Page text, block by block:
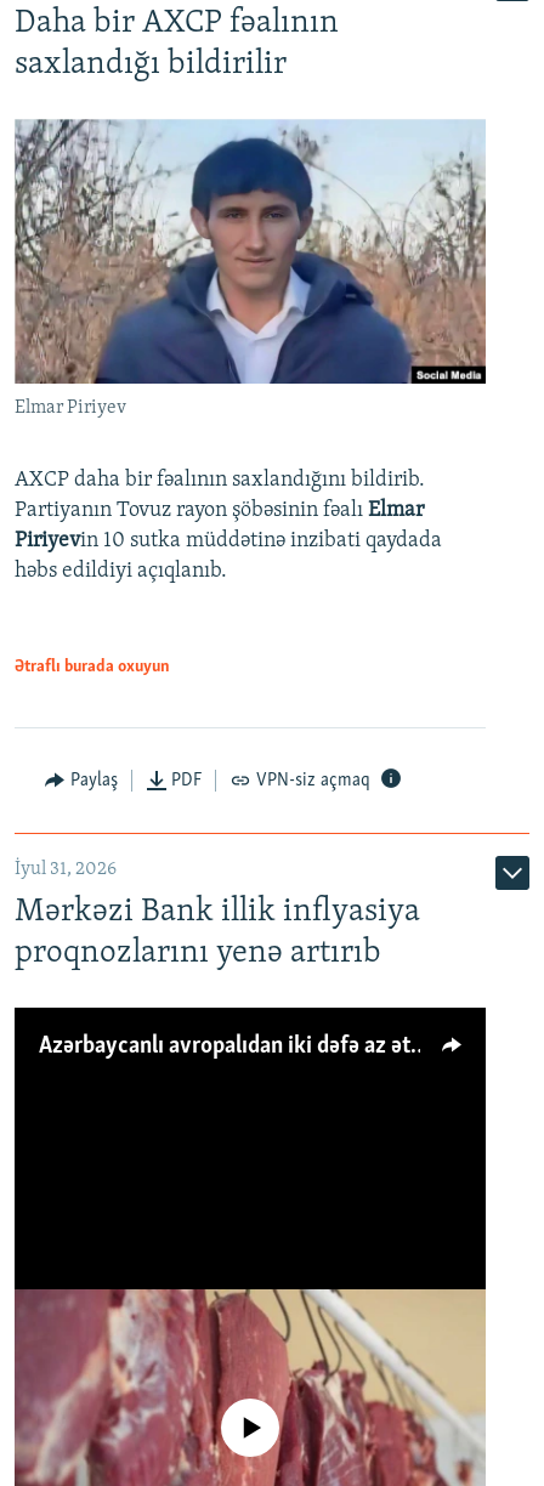
Daha bir AXCP fəalının
saxlandığı bildirilir
Elmar Piriyev
AXCP daha bir fəalının saxlandığını bildirib.
Partiyanın Tovuz rayon şöbəsinin fəalı Elmar
Piriyevin 10 sutka müddətinə inzibati qaydada
həbs edildiyi açıqlanıb.
Ətraflı burada oxuyun
Paylaş PDF VPN-siz açmaq
İyul 31, 2026
Mərkəzi Bank illik inflyasiya
proqnozlarını yenə artırıb
Azərbaycanlı avropalıdan iki dəfə az ət yeyir, amma... 'Qiymət artımı qaçılmazdır'
No media source currently available